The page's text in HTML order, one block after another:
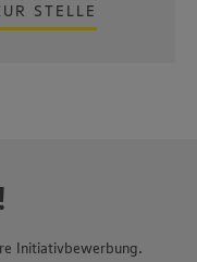
STELLE
Initiativbewerbung.